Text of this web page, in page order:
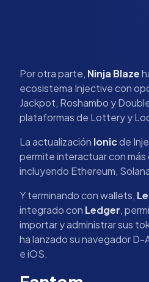
Por otra parte, Ninja Blaze
ecosistema Injective con
Jackpot, Roshambo y
plataformas de Lottery y
La actualización Ionicde
permite interactuar con más
incluyendo Ethereum,
Y terminando con wallets,
integrado con Ledger,
importar y administrar sus
ha lanzado su navegador D-
e iOS.